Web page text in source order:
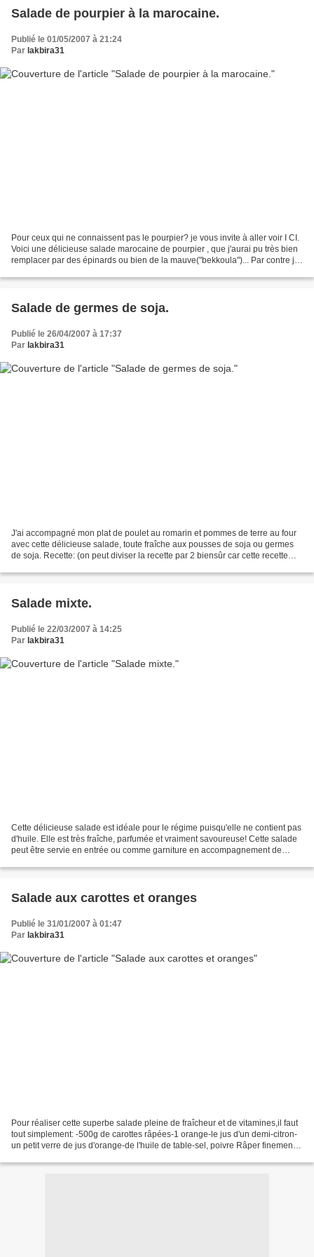
Salade de pourpier à la marocaine.
Publié le 01/05/2007 à 21:24
Par lakbira31
Pour ceux qui ne connaissent pas le pourpier? je vous invite à aller voir I CI.
Voici une délicieuse salade marocaine de pourpier , que j'aurai pu très bien
remplacer par des épinards ou bien de la mauve("bekkoula")... Par contre je
Salade de germes de soja.
Publié le 26/04/2007 à 17:37
Par lakbira31
J'ai accompagné mon plat de poulet au romarin et pommes de terre au four
avec cette délicieuse salade, toute fraîche aux pousses de soja ou germes
de soja. Recette: (on peut diviser la recette par 2 biensûr car cette recette
Salade mixte.
Publié le 22/03/2007 à 14:25
Par lakbira31
Cette délicieuse salade est idéale pour le régime puisqu'elle ne contient pas
d'huile. Elle est très fraîche, parfumée et vraiment savoureuse! Cette salade
peut être servie en entrée ou comme garniture en accompagnement de
Salade aux carottes et oranges
Publié le 31/01/2007 à 01:47
Par lakbira31
Pour réaliser cette superbe salade pleine de fraîcheur et de vitamines,il faut
tout simplement: -500g de carottes râpées-1 orange-le jus d'un demi-citron-
un petit verre de jus d'orange-de l'huile de table-sel, poivre Râper finement